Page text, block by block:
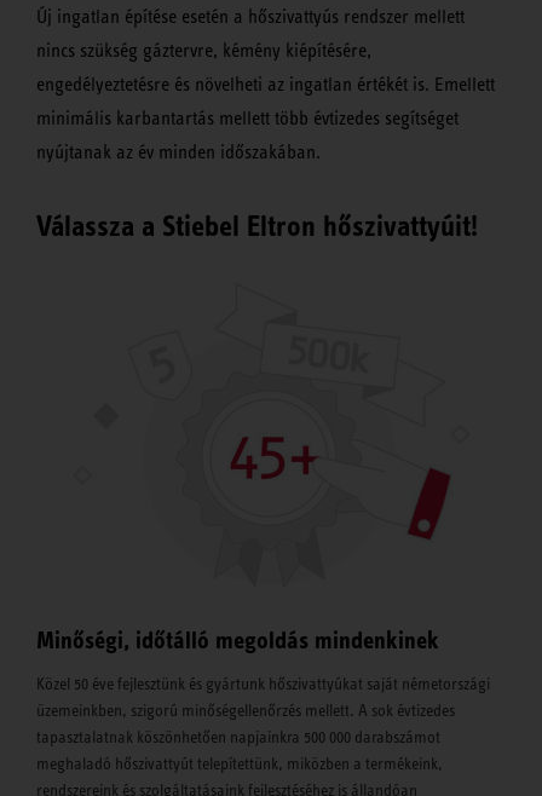
Új ingatlan építése esetén a hőszivattyús rendszer mellett
nincs szükség gáztervre, kémény kiépítésére,
engedélyeztetésre és növelheti az ingatlan értékét is. Emellett
minimális karbantartás mellett több évtizedes segítséget
nyújtanak az év minden időszakában.
Válassza a Stiebel Eltron hőszivattyúit!
Minőségi, időtálló megoldás mindenkinek
Közel 50 éve fejlesztünk és gyártunk hőszivattyúkat saját németországi
üzemeinkben, szigorú minőségellenőrzés mellett. A sok évtizedes
tapasztalatnak köszönhetően napjainkra 500 000 darabszámot
meghaladó hőszivattyút telepítettünk, miközben a termékeink,
rendszereink és szolgáltatásaink fejlesztéséhez is állandóan